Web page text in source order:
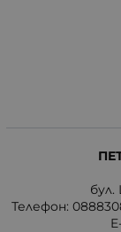
Телефон: